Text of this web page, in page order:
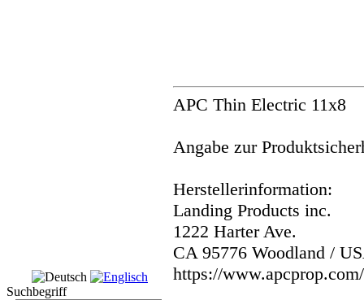
Suchbegriff
APC Thin Electric 11x8
Angabe zur
Herstellerinformation:
Landing Products inc.
1222 Harter Ave.
CA 95776 Woodland /
https://www.apcprop.com/